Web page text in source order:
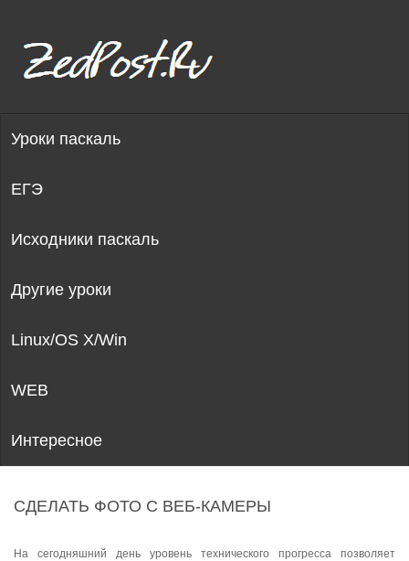
Уроки паскаль
ЕГЭ
Исходники паскаль
Другие уроки
Linux/OS X/Win
WEB
Интересное
СДЕЛАТЬ ФОТО С ВЕБ-КАМЕРЫ
На сегодняшний день уровень технического прогресса позволяет